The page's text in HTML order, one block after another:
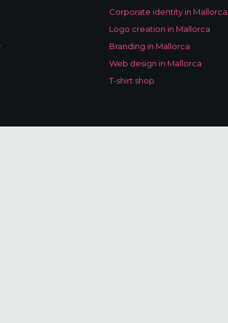
Corporate identity in Mallorca
Logo creation in Mallorca
Branding in Mallorca
Web design in Mallorca
T-shirt shop